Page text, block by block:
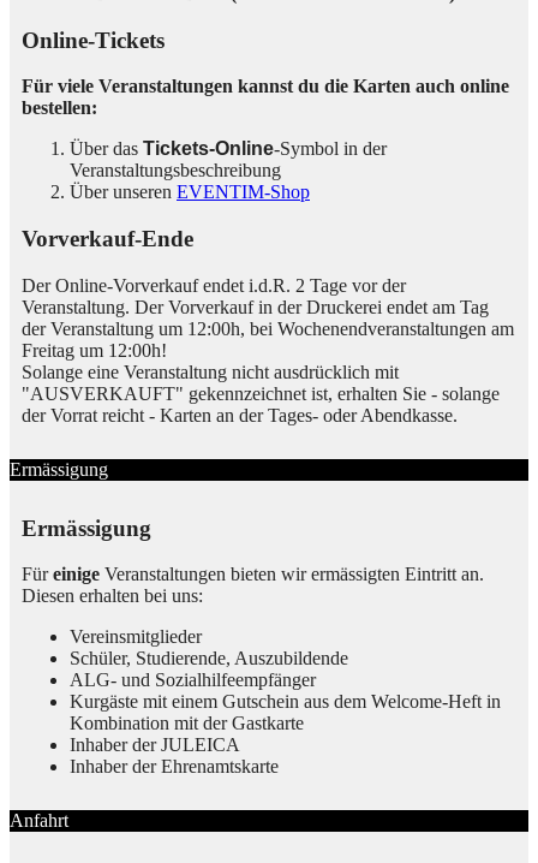
Online-Tickets
Für viele Veranstaltungen kannst du die Karten auch online
bestellen:
Über das Tickets-Online-Symbol in der
Veranstaltungsbeschreibung
Über unseren EVENTIM-Shop
Vorverkauf-Ende
Der Online-Vorverkauf endet i.d.R. 2 Tage vor der
Veranstaltung. Der Vorverkauf in der Druckerei endet am Tag
der Veranstaltung um 12:00h, bei Wochenendveranstaltungen am
Freitag um 12:00h!
Solange eine Veranstaltung nicht ausdrücklich mit
"AUSVERKAUFT" gekennzeichnet ist, erhalten Sie - solange
der Vorrat reicht - Karten an der Tages- oder Abendkasse.
Ermässigung
Ermässigung
Füreinige Veranstaltungen bieten wir ermässigten Eintritt an.
Diesen erhalten bei uns:
Vereinsmitglieder
Schüler, Studierende, Auszubildende
ALG- und Sozialhilfeempfänger
Kurgäste mit einem Gutschein aus dem Welcome-Heft in
Kombination mit der Gastkarte
Inhaber der JULEICA
Inhaber der Ehrenamtskarte
Anfahrt